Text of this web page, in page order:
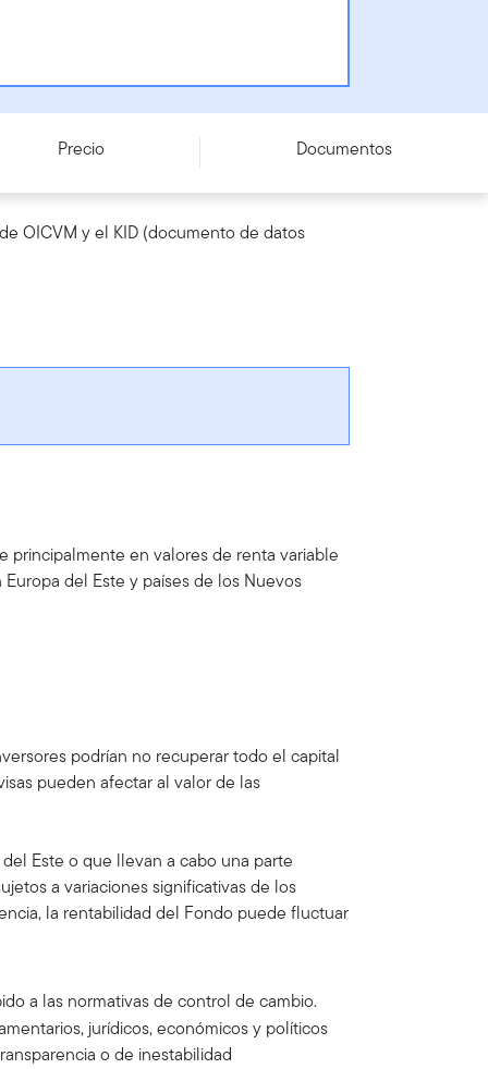
Precio Documentos
OICVM y el KID (documento de datos
principalmente en valores de renta variable
del Este y países de los Nuevos
podrían no recuperar todo el capital
pueden afectar al valor de las
Este o que llevan a cabo una parte
a variaciones significativas de los
la rentabilidad del Fondo puede fluctuar
a las normativas de control de cambio.
jurídicos, económicos y políticos
o de inestabilidad